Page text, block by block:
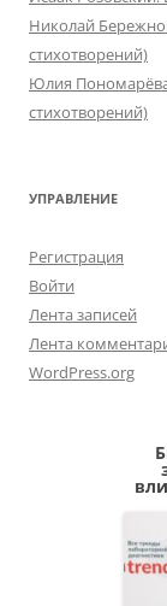
Николай
стихотворений)
Юлия
стихотворений)
УПРАВЛЕНИЕ
Регистрация
Войти
Лента записей
Лента
WordPress.org